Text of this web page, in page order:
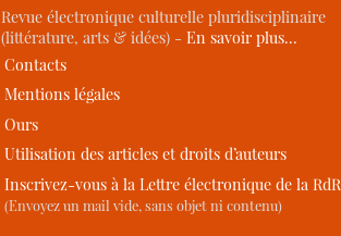
Revue électronique culturelle pluridisciplinaire
(littérature, arts & idées) -En savoir plus…
Contacts
Mentions légales
Ours
Utilisation des articles et droits d’auteurs
Inscrivez-vous à la Lettre électronique de la RdR
(Envoyez un mail vide, sans objet ni contenu)